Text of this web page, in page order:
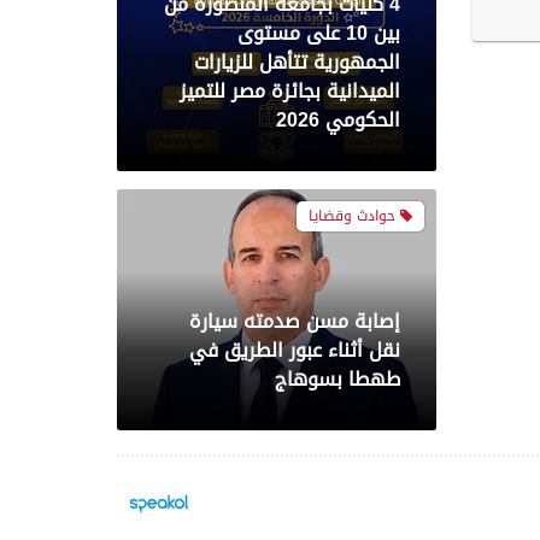
بين 10 على مستوى
الجمهورية تتأهل للزيارات
الميدانية بجائزة مصر للتميز
الحكومي 2026
حوادث وقضايا
إصابة مسن صدمته سيارة
نقل أثناء عبور الطريق في
طهطا بسوهاج